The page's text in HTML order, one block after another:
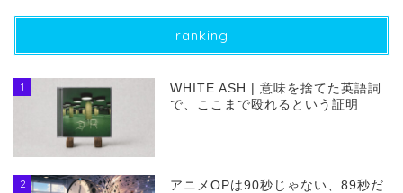
ranking
1
WHITE ASH | 意味を捨てた英語詞
で、ここまで殴れるという証明
2
アニメOPは90秒じゃない、89秒だ